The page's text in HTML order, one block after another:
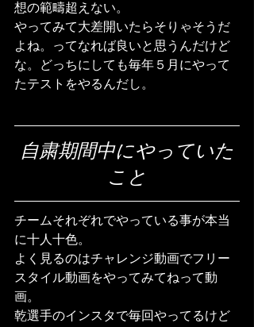
想の範疇超えない。
やってみて大差開いたらそりゃそうだ
よね。ってなれば良いと思うんだけど
な。どっちにしても毎年５月にやって
たテストをやるんだし。
自粛期間中にやっていた
こと
チームそれぞれでやっている事が本当
に十人十色。
よく見るのはチャレンジ動画でフリー
スタイル動画をやってみてねって動
画。
乾選手のインスタで毎回やってるけど